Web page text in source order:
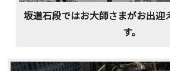
坂道石段ではお大師さまがお出迎
す。